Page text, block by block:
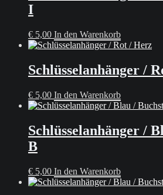
I
€ 5,00 In den Warenkorb
Schlüsselanhänger /
€ 5,00 In den Warenkorb
Schlüsselanhänger /
B
€ 5,00 In den Warenkorb